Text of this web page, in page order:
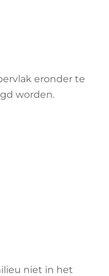
eronder te
worden.
niet in het